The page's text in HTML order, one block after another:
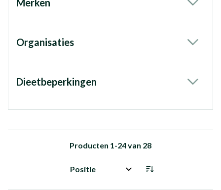
Merken
Organisaties
Dieetbeperkingen
Producten 1-24van 28
Sorteer op: